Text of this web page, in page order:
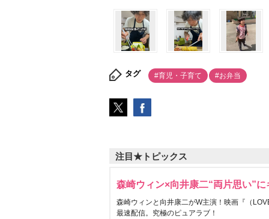
タグ #育児・子育て #お弁当
注目★トピックス
森崎ウィン×向井康二“両片思い”
森崎ウィンと向井康二がW主演！映画『（
最速配信。究極のピュアラブ！